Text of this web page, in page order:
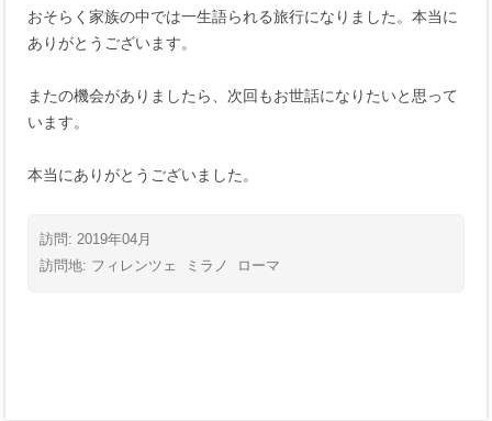
おそらく家族の中では一生語られる旅行になりました。本当に
ありがとうございます。
またの機会がありましたら、次回もお世話になりたいと思って
います。
本当にありがとうございました。
訪問: 2019年04月
訪問地: フィレンツェ ミラノ ローマ